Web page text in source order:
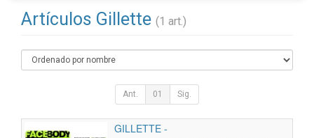
Artículos Gillette (1 art.)
Ant. 01 Sig.
GILLETTE -